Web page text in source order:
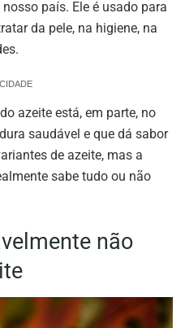
país. Ele é usado para
da pele, na higiene, na
azeite está, em parte, no
saudável e que dá sabor
de azeite, mas a
sabe tudo ou não
não